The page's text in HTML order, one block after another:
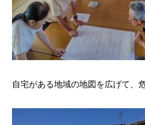
自宅がある地域の地図を広げて、